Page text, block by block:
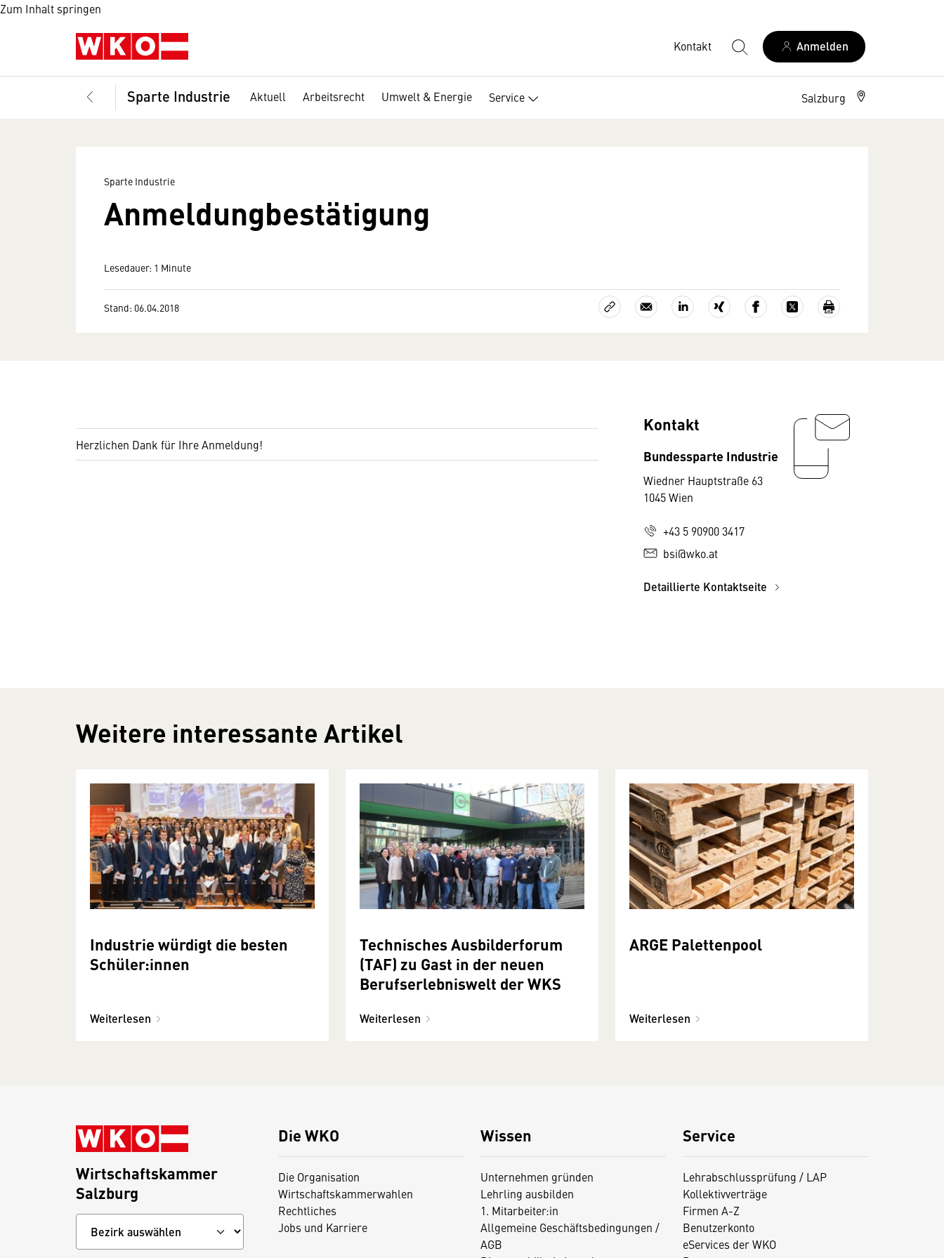
Zum Inhalt springen
Kontakt Anmelden
Sparte Industrie Aktuell Arbeitsrecht Umwelt & Energie Service Salzburg
Sparte Industrie
Anmeldungbestätigung
Lesedauer: 1 Minute
Stand: 06.04.2018
Herzlichen Dank für Ihre Anmeldung!
Kontakt
Bundessparte Industrie
Wiedner Hauptstraße 63
1045 Wien
+43 5 90900 3417
bsi@wko.at
Detaillierte Kontaktseite
Weitere interessante Artikel
Industrie würdigt die besten
Schüler:innen
Weiterlesen
Technisches Ausbilderforum
(TAF) zu Gast in der neuen
Berufserlebniswelt der WKS
Weiterlesen
ARGE Palettenpool
Weiterlesen
Die WKO
Die Organisation
Wirtschaftskammerwahlen
Rechtliches
Jobs und Karriere
Wissen
Unternehmen gründen
Lehrling ausbilden
1. Mitarbeiter:in
Allgemeine Geschäftsbedingungen /
AGB
Service
Lehrabschlussprüfung / LAP
Kollektivverträge
Firmen A-Z
Benutzerkonto
eServices der WKO
Wirtschaftskammer
Salzburg